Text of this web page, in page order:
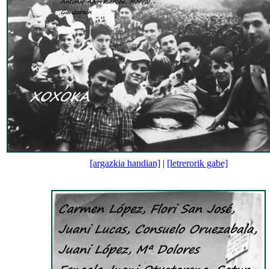
[argazkia handian]| [letrerorik gabe]